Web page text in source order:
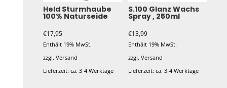
Held Sturmhaube
100% Naturseide
€17,95
Enthält 19% MwSt.
zzgl.Versand
Lieferzeit: ca. 3-4 Werktage
S.100 Glanz Wachs
Spray , 250ml
€13,99
Enthält 19% MwSt.
zzgl. Versand
Lieferzeit: ca. 3-4 Werktage